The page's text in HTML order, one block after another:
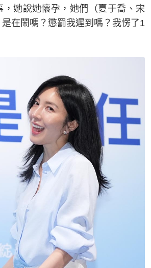
，她說她懷孕，她們（夏于喬、宋
在鬧嗎？懲罰我遲到嗎？我愣了1